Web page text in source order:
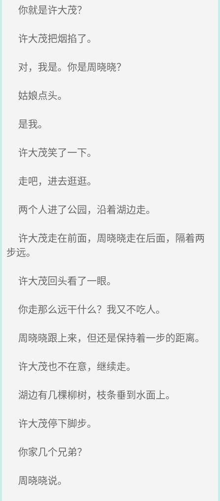
你就是许大茂？
许大茂把烟掐了。
对，我是。你是周晓晓？
姑娘点头。
是我。
许大茂笑了一下。
走吧，进去逛逛。
两个人进了公园，沿着湖边走。
许大茂走在前面，周晓晓走在后面，隔着两
步远。
许大茂回头看了一眼。
你走那么远干什么？我又不吃人。
周晓晓跟上来，但还是保持着一步的距离。
许大茂也不在意，继续走。
湖边有几棵柳树，枝条垂到水面上。
许大茂停下脚步。
你家几个兄弟？
周晓晓说。